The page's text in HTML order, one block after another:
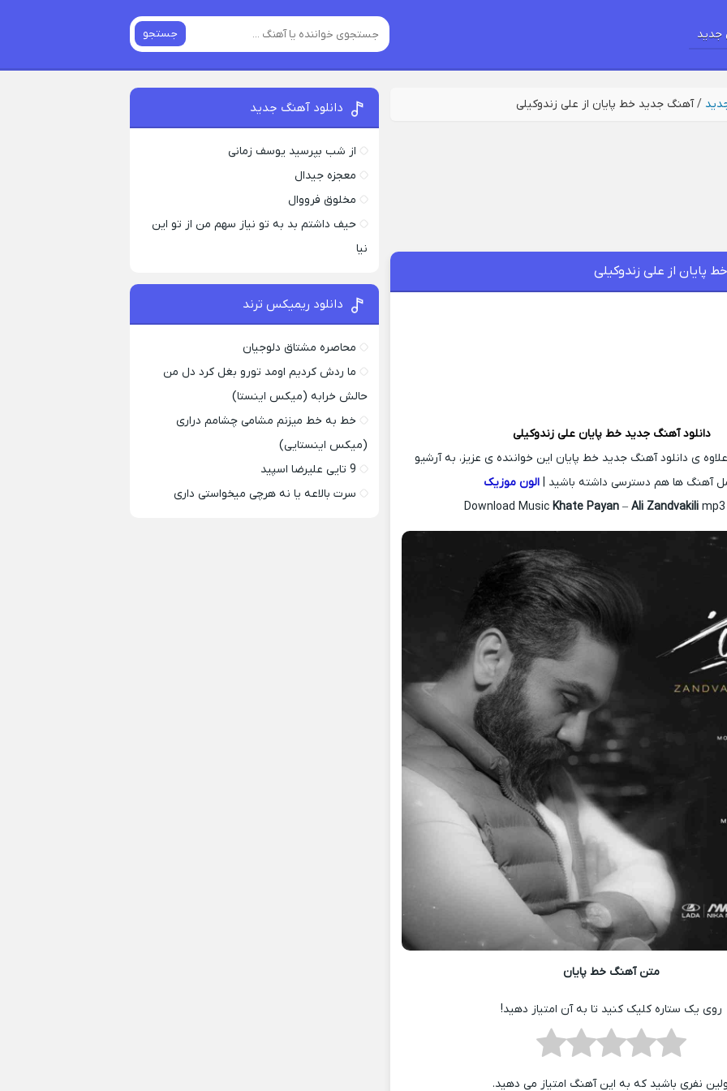
جستجو
/آهنگ جدید خط پایان از علی زندوکیلی
پایان از علی زندوکیلی
دانلود آهنگ جدید خط پایانعلی زندوکیلی
ی دانلود آهنگ جدید خط پایان این خواننده ی عزیز، به آرشیو
آهنگ ها هم دسترسی داشته باشید | الون موزیک
Download Music Khate Payan– Ali Zandvakilimp3
متن آهنگ خط پایان
روی یک ستاره کلیک کنید تا به آن امتیاز دهید!
نفری باشید که به این آهنگ امتیاز می دهید.
دانلود آهنگ جدید
از شب بپرسید یوسف زمانی
معجزه جیدال
مخلوق فرووال
حیف داشتم بد به تو نیاز سهم من از تو این
نیا
دانلود ریمیکس ترند
محاصره مشتاق دلوجیان
ما ردش کردیم اومد تورو بغل کرد دل من
حالش خرابه (میکس اینستا)
خط به خط میزنم مشامی چشامم دراری
(میکس اینستایی)
9 تایی علیرضا اسپید
سرت بالاعه یا نه هرچی میخواستی داری